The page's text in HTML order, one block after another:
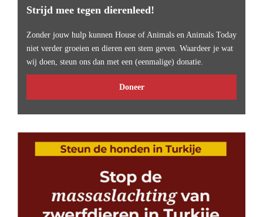
Strijd mee tegen dierenleed!
Zonder jouw hulp kunnen House of Animals en Animals Today
niet verder groeien en dieren een stem geven. Waardeer je wat
wij doen, steun ons dan met een (eenmalige) donatie.
Doneer